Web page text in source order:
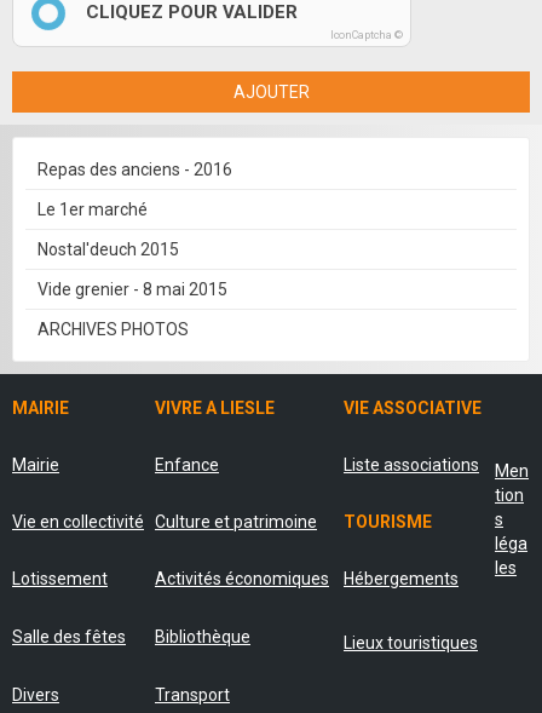
CLIQUEZ POUR VALIDER
IconCaptcha ©
AJOUTER
Repas des anciens - 2016
Le 1er marché
Nostal'deuch 2015
Vide grenier - 8 mai 2015
ARCHIVES PHOTOS
MAIRIE VIVRE A LIESLE VIE ASSOCIATIVE
Mairie Enfance Liste associations
Vie en collectivité Culture et patrimoine TOURISME
Lotissement Activités économiques Hébergements
Salle des fêtes Bibliothèque Lieux touristiques
Divers Transport
Men
tion
s
léga
les